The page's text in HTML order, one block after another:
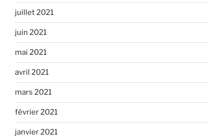
juillet 2021
juin 2021
mai 2021
avril 2021
mars 2021
février 2021
janvier 2021